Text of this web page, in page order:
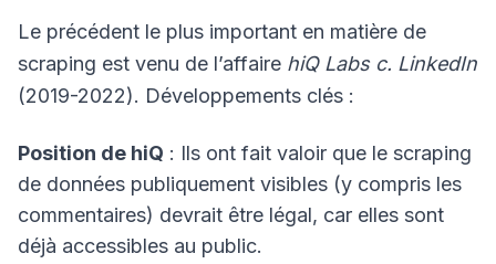
Le précédent le plus important en matière de
scraping est venu de l’affaire hiQ Labs c. LinkedIn
(2019-2022). Développements clés :
Position de hiQ : Ils ont fait valoir que le scraping
de données publiquement visibles (y compris les
commentaires) devrait être légal, car elles sont
déjà accessibles au public.